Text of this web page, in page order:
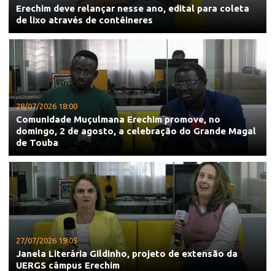
Erechim deve relançar nesse ano, edital para coleta
de lixo através de contêineres
28/07/2026 18:00
Comunidade Muçulmana Erechim promove, no
domingo, 2 de agosto, a celebração do Grande Magal
de Touba
27/07/2026 19:05
Janela Literária Gildinho, projeto de extensão da
UERGS câmpus Erechim